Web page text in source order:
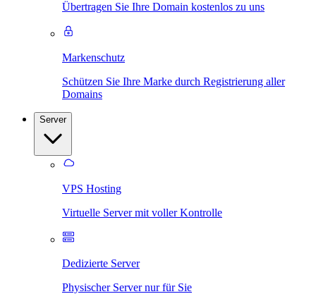
Übertragen Sie Ihre Domain kostenlos zu uns
Markenschutz
Schützen Sie Ihre Marke durch Registrierung aller
Domains
Server
VPS Hosting
Virtuelle Server mit voller Kontrolle
Dedizierte Server
Physischer Server nur für Sie